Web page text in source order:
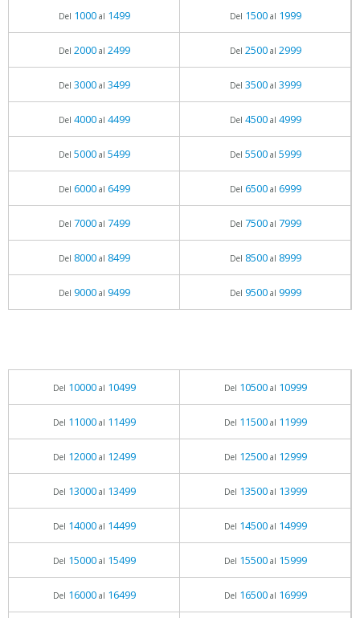
Del 1000al 1499 Del 1500al 1999
Del 2000al 2499 Del 2500al 2999
Del 3000al 3499 Del 3500al 3999
Del 4000al 4499 Del 4500al 4999
Del 5000al 5499 Del 5500al 5999
Del 6000al 6499 Del 6500al 6999
Del 7000al 7499 Del 7500al 7999
Del 8000al 8499 Del 8500al 8999
Del 9000al 9499 Del 9500al 9999
Del 10000al 10499 Del 10500al 10999
Del 11000al 11499 Del 11500al 11999
Del 12000al 12499 Del 12500al 12999
Del 13000al 13499 Del 13500al 13999
Del 14000al 14499 Del 14500al 14999
Del 15000al 15499 Del 15500al 15999
Del 16000al 16499 Del 16500al 16999